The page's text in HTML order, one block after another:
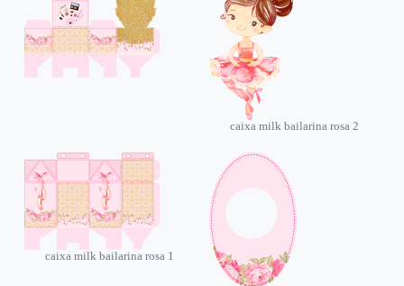
caixa milk bailarina rosa 2
caixa milk bailarina rosa 1